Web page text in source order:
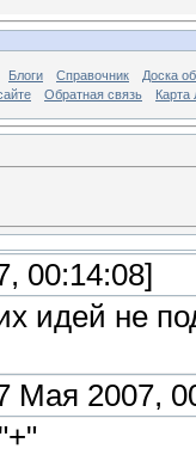
Блоги Справочник
Доска
Обратная связь Карта
00:14:08]
идей не
Мая 2007,